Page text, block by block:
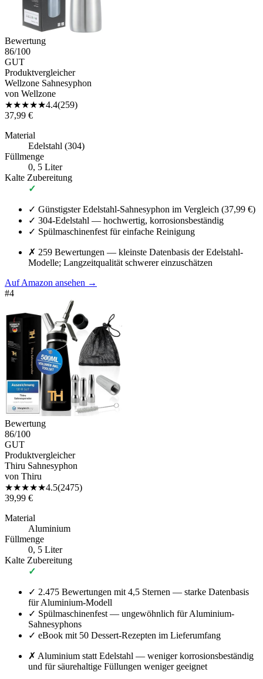
Bewertung
86/100
GUT
Produktvergleicher
Wellzone Sahnesyphon
von Wellzone
★★★★★4.4(259)
37,99 €
Material
Edelstahl (304)
Füllmenge
0, 5 Liter
Kalte Zubereitung
✓
✓ Günstigster Edelstahl-Sahnesyphon im Vergleich (37,99 €)
✓ 304-Edelstahl — hochwertig, korrosionsbeständig
✓ Spülmaschinenfest für einfache Reinigung
✗ 259 Bewertungen — kleinste Datenbasis der Edelstahl-
Modelle; Langzeitqualität schwerer einzuschätzen
Auf Amazon ansehen →
#4
Bewertung
86/100
GUT
Produktvergleicher
Thiru Sahnesyphon
von Thiru
★★★★★4.5(2475)
39,99 €
Material
Aluminium
Füllmenge
0, 5 Liter
Kalte Zubereitung
✓
✓ 2.475 Bewertungen mit 4,5 Sternen — starke Datenbasis
für Aluminium-Modell
✓ Spülmaschinenfest — ungewöhnlich für Aluminium-
Sahnesyphons
✓ eBook mit 50 Dessert-Rezepten im Lieferumfang
✗ Aluminium statt Edelstahl — weniger korrosionsbeständig
und für säurehaltige Füllungen weniger geeignet